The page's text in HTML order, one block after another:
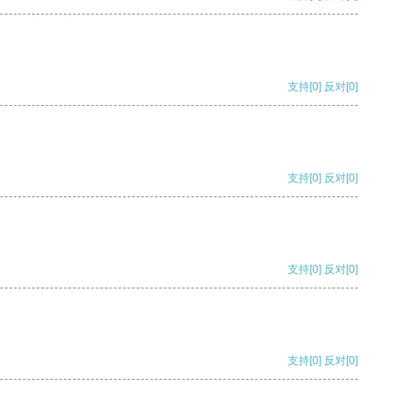
支持[0] 反对[0]
支持[0] 反对[0]
支持[0] 反对[0]
支持[0] 反对[0]